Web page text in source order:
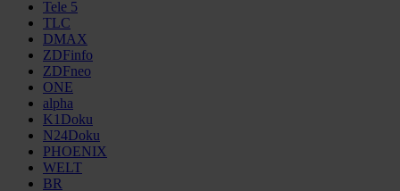
Tele 5
TLC
DMAX
ZDFinfo
ZDFneo
ONE
alpha
K1Doku
N24Doku
PHOENIX
WELT
BR